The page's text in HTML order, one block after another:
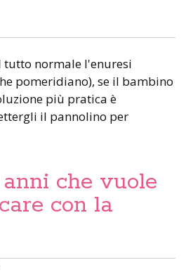
tutto normale l'enuresi
pomeridiano), se il bambino
più pratica è
il pannolino per
che vuole
con la